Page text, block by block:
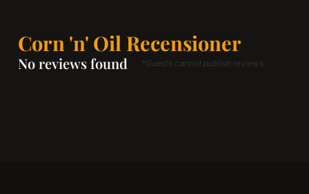
Corn 'n' Oil Recensioner
No reviews found *Guests cannot publish reviews